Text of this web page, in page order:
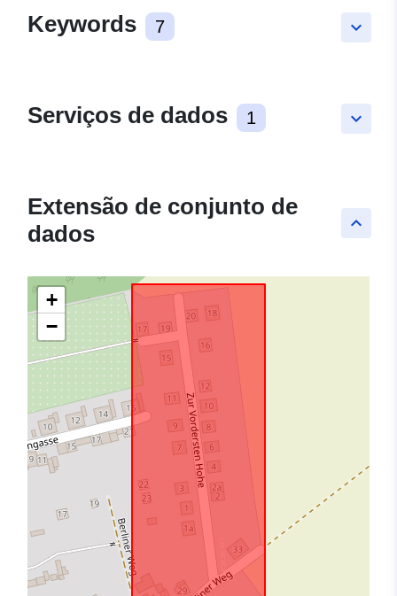
keyboard_arrow_down
Keywords 7
keyboard_arrow_down
Serviços de dados 1
keyboard_arrow_up
Extensão de conjunto de
dados
+
−